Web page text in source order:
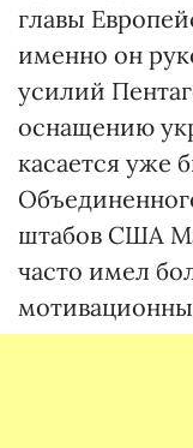
главы
именно он
усилий
оснащению
касается уже
штабов США
часто имел